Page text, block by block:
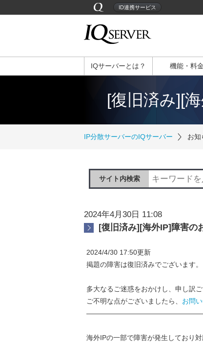
ID連携サービス
IQサーバーとは？ 機能・料金
[復旧済み][
IP分散サーバーのIQサーバー お知
サイト内検索
2024年4月30日 11:08
[復旧済み][海外IP]障害の
2024/4/30 17:50更新
掲題の障害は復旧済みでございます。
多大なるご迷惑をおかけし、申し訳ご
ご不明な点がございましたら、 お問
海外IPの一部で障害が発生しており対